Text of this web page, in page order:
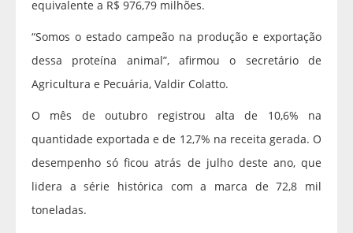
equivalente a R$ 976,79 milhões.
“Somos o estado campeão na produção e exportação
dessa proteína animal”, afirmou o secretário de
Agricultura e Pecuária, Valdir Colatto.
O mês de outubro registrou alta de 10,6% na
quantidade exportada e de 12,7% na receita gerada. O
desempenho só ficou atrás de julho deste ano, que
lidera a série histórica com a marca de 72,8 mil
toneladas.